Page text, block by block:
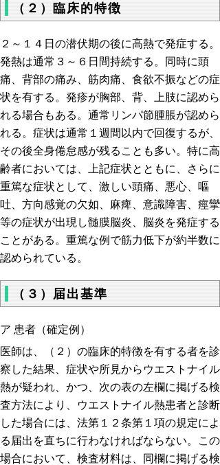
（２）臨床的特徴
２～１４日の潜伏期の後に高熱で発症する。
発熱は通常３～６日間持続する。同時に頭
痛、背部の痛み、筋肉痛、食欲不振などの症
状を有する。発疹が胸部、背、上肢に認めら
れる場合もある。通常リンパ節腫脹が認めら
れる。症状は通常１週間以内で回復するが、
その後全身倦怠感が残ることも多い。特に高
齢者においては、上記症状とともに、さらに
重篤な症状として、激しい頭痛、悪心、嘔
吐、方向感覚の欠如、麻痺、意識障害、痙攣
等の症状が出現し髄膜脳炎、脳炎を発症する
ことがある。重篤な例で筋力低下が約半数に
認められている。
（３）届出基準
ア 患者（確定例）
医師は、（２）の臨床的特徴を有する者を診
察した結果、症状や所見からウエストナイル
熱が疑われ、かつ、次の表の左欄に掲げる検
査方法により、ウエストナイル熱患者と診断
した場合には、法第１２条第１項の規定によ
る届出を直ちに行わなければならない。この
場合において、検査材料は、同欄に掲げる検